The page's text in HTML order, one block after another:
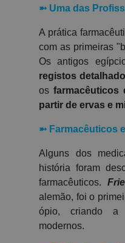
➼ Uma das
A prática
com as primeiras
Os antigos
registos
os farmacêuticos
partir de ervas e
➼ Farmacêuticos
Alguns dos
história foram
farmacêuticos.
alemão, foi o
ópio, criando a
modernos.